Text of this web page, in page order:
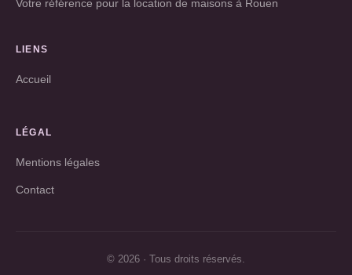
Votre référence pour la location de maisons à Rouen
LIENS
Accueil
LÉGAL
Mentions légales
Contact
© 2026 · Tous droits réservés.